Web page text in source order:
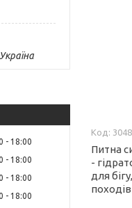
18:00
18:00
18:00
18:00
3048
Питна
-
для
походів